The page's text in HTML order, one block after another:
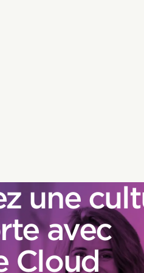
une
avec
Cloud